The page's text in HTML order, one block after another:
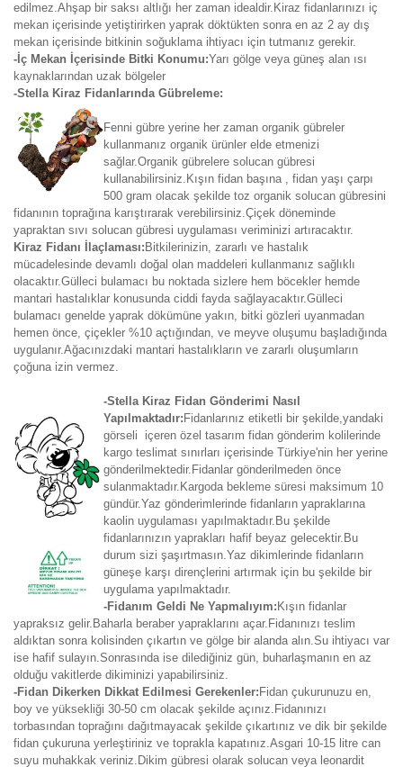
edilmez.Ahşap bir saksı altlığı her zaman idealdir.Kiraz fidanlarınızı iç
mekan içerisinde yetiştirirken yaprak döktükten sonra en az 2 ay dış
mekan içerisinde bitkinin soğuklama ihtiyacı için tutmanız gerekir.
-İç Mekan İçerisinde Bitki Konumu:Yarı gölge veya güneş alan ısı
kaynaklarından uzak bölgeler
-Stella Kiraz Fidanlarında Gübreleme:
Fenni gübre yerine her zaman organik gübreler
kullanmanız organik ürünler elde etmenizi
sağlar.Organik gübrelere solucan gübresi
kullanabilirsiniz.Kışın fidan başına , fidan yaşı çarpı
500 gram olacak şekilde toz organik solucan gübresini
fidanının toprağına karıştırarak verebilirsiniz.Çiçek döneminde
yapraktan sıvı solucan gübresi uygulaması veriminizi artıracaktır.
Kiraz Fidanı İlaçlaması: Bitkilerinizin, zararlı ve hastalık
mücadelesinde devamlı doğal olan maddeleri kullanmanız sağlıklı
olacaktır.Gülleci bulamacı bu noktada sizlere hem böcekler hemde
mantari hastalıklar konusunda ciddi fayda sağlayacaktır.Gülleci
bulamacı genelde yaprak dökümüne yakın, bitki gözleri uyanmadan
hemen önce, çiçekler %10 açtığından, ve meyve oluşumu başladığında
uygulanır.Ağacınızdaki mantari hastalıkların ve zararlı oluşumların
çoğuna izin vermez.
-Stella Kiraz Fidan Gönderimi Nasıl
Yapılmaktadır: Fidanlarınız etiketli bir şekilde,yandaki
görseli içeren özel tasarım fidan gönderim kolilerinde
kargo teslimat sınırları içerisinde Türkiye'nin her yerine
gönderilmektedir.Fidanlar gönderilmeden önce
sulanmaktadır.Kargoda bekleme süresi maksimum 10
gündür.Yaz gönderimlerinde fidanların yapraklarına
kaolin uygulaması yapılmaktadır.Bu şekilde
fidanlarınızın yaprakları hafif beyaz gelecektir.Bu
durum sizi şaşırtmasın.Yaz dikimlerinde fidanların
güneşe karşı dirençlerini artırmak için bu şekilde bir
uygulama yapılmaktadır.
-Fidanım Geldi Ne Yapmalıyım: Kışın fidanlar
yapraksız gelir.Baharla beraber yapraklarını açar.Fidanınızı teslim
aldıktan sonra kolisinden çıkartın ve gölge bir alanda alın.Su ihtiyacı var
ise hafif sulayın.Sonrasında ise dilediğiniz gün, buharlaşmanın en az
olduğu vakitlerde dikiminizi yapabilirsiniz.
-Fidan Dikerken Dikkat Edilmesi Gerekenler: Fidan çukurunuzu en,
boy ve yüksekliği 30-50 cm olacak şekilde açınız.Fidanınızı
torbasından toprağını dağıtmayacak şekilde çıkartınız ve dik bir şekilde
fidan çukuruna yerleştiriniz ve toprakla kapatınız.Asgari 10-15 litre can
suyu muhakkak veriniz.Dikim gübresi olarak solucan veya leonardit